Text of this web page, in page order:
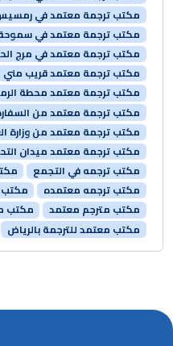
مكتب ترجمة معتمد في
مكتب ترجمة معتمد في
مكتب ترجمة معتمد في مرج
مكتب ترجمة معتمد قريب مني
مكتب ترجمة معتمد محطة
مكتب ترجمة معتمد من السفارة
مكتب ترجمة معتمد من وزارة
مكتب ترجمة معتمد ميدان
مكتب ترجمه في التجمع
مكتب ترجمه معتمده
مكتب
مكتب مترجم معتمد
مكتب
مكتب معتمد للترجمة بالرياض